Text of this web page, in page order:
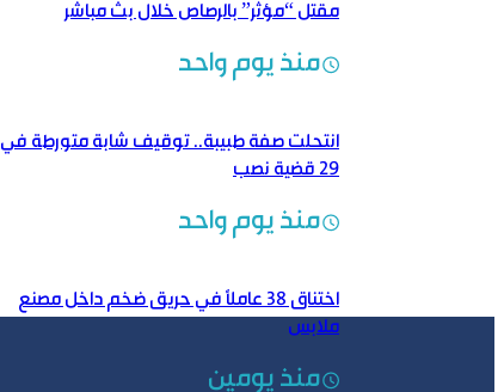
مقتل “مؤثر” بالرصاص خلال بث مباشر
منذ يوم واحد
انتحلت صفة طبيبة.. توقيف شابة متورطة في
29 قضية نصب
منذ يوم واحد
اختناق 38 عاملاً في حريق ضخم داخل مصنع
ملابس
منذ يومين